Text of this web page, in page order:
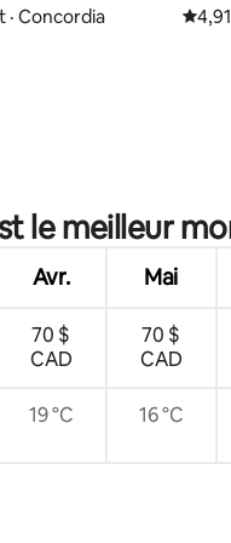
5, 13 commentaires
· Concordia Note
le meilleur
Avr. Mai
70 $
CAD
70 $
CAD
19 °C 16 °C